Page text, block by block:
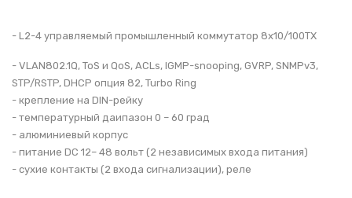
- L2-4 управляемый промышленный коммутатор 8x10/100TX
- VLAN802.1Q, ToS и QoS, ACLs, IGMP-snooping, GVRP, SNMPv3,
STP/RSTP, DHCP опция 82, Turbo Ring
- крепление на DIN-рейку
- температурный даипазон 0 – 60 град
- алюминиевый корпус
- питание DC 12– 48 вольт (2 независимых входа питания)
- сухие контакты (2 входа сигнализации), реле